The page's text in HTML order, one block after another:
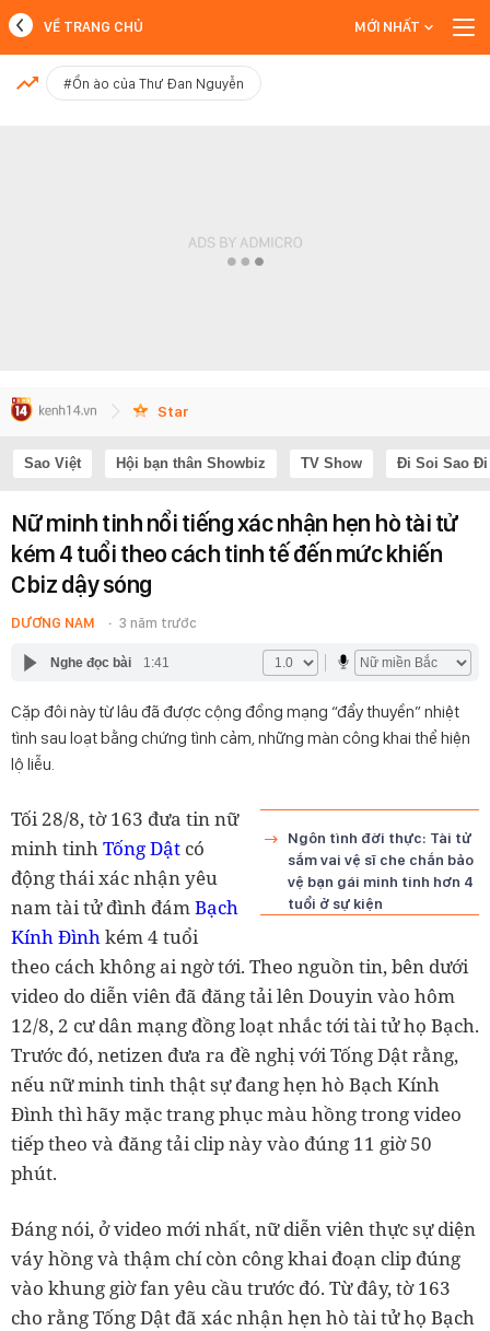
MỚI NHẤT
VỀ TRANG CHỦ MỚI NHẤT
#Ồn ào của Thư Đan Nguyễn
Star
Sao Việt Hội bạn thân Showbiz TV Show Đi Soi Sao Đi
Nữ minh tinh nổi tiếng xác nhận hẹn hò tài tử
kém 4 tuổi theo cách tinh tế đến mức khiến
Cbiz dậy sóng
DƯƠNG NAM 3 năm trước
Nghe đọc bài 1:41
Cặp đôi này từ lâu đã được cộng đồng mạng “đẩy thuyền” nhiệt
tình sau loạt bằng chứng tình cảm, những màn công khai thể hiện
lộ liễu.
Ngôn tình đời thực: Tài tử
sắm vai vệ sĩ che chắn bảo
vệ bạn gái minh tinh hơn 4
tuổi ở sự kiện
Tối 28/8, tờ 163 đưa tin nữ
minh tinhTống Dật có
động thái xác nhận yêu
nam tài tử đình đámBạch
Kính Đìnhkém 4 tuổi
theo cách không ai ngờ tới. Theo nguồn tin, bên dưới
video do diễn viên đã đăng tải lên Douyin vào hôm
12/8, 2 cư dân mạng đồng loạt nhắc tới tài tử họ Bạch.
Trước đó, netizen đưa ra đề nghị với Tống Dật rằng,
nếu nữ minh tinh thật sự đang hẹn hò Bạch Kính
Đình thì hãy mặc trang phục màu hồng trong video
tiếp theo và đăng tải clip này vào đúng 11 giờ 50
phút.
Đáng nói, ở video mới nhất, nữ diễn viên thực sự diện
váy hồng và thậm chí còn công khai đoạn clip đúng
vào khung giờ fan yêu cầu trước đó. Từ đây, tờ 163
cho rằng Tống Dật đã xác nhận hẹn hò tài tử họ Bạch